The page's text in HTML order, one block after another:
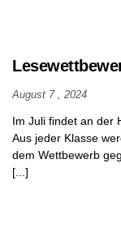
August 7 , 2024
Im Juli findet an der
Aus jeder Klasse
dem Wettbewerb
[...]